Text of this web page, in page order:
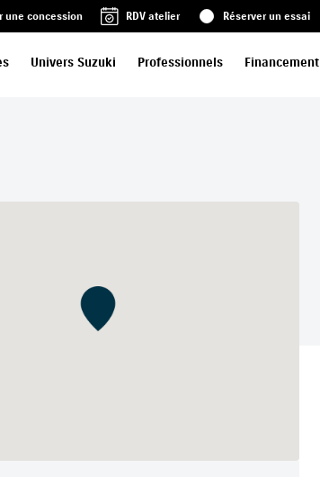
une concession RDV atelier Réserver un essai
Univers Suzuki Professionnels Financement